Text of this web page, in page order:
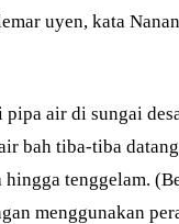
uyen, kata
pipa air di sungai
bah tiba-tiba
hingga tenggelam.
menggunakan